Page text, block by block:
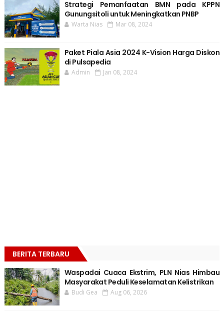
Strategi Pemanfaatan BMN pada KPPN
Gunungsitoli untuk Meningkatkan PNBP
Warta Nias Mar 08, 2024
Paket Piala Asia 2024 K-Vision Harga Diskon
di Pulsapedia
Admin Jan 08, 2024
BERITA TERBARU
Waspadai Cuaca Ekstrim, PLN Nias Himbau
Masyarakat Peduli Keselamatan Kelistrikan
Budi Gea Aug 06, 2026